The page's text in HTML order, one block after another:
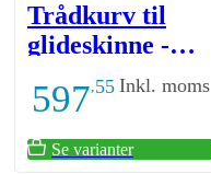
Trådkurv til
glideskinne -
Højde: 120 mm
- Hvid
597,55 Inkl. moms
Se varianter